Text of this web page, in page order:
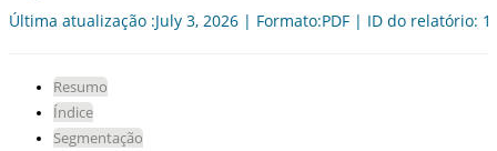
Última atualização :July 3, 2026 | Formato:PDF | ID do relatório:
Resumo
Índice
Segmentação